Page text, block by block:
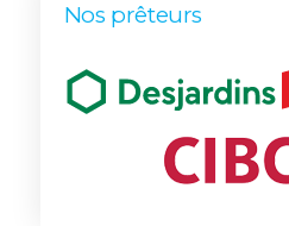
Nos prêteurs